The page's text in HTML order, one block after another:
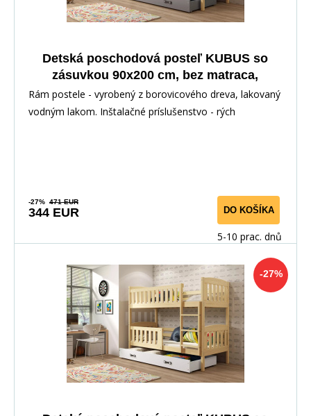
Detská poschodová posteľ KUBUS so
zásuvkou 90x200 cm, bez matraca,
Prírodná/Grafitová
Rám postele - vyrobený z borovicového dreva, lakovaný
vodným lakom. Inštalačné príslušenstvo - rých
-27% 471 EUR
344 EUR DO KOŠÍKA
5-10 prac. dnů
-27%